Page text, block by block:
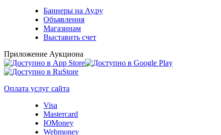
Баннеры на Ау.ру
Объявления
Магазинам
Выставить счет
Приложение Аукциона
Оплата услуг сайта
Visa
Mastercard
ЮMoney
Webmoney